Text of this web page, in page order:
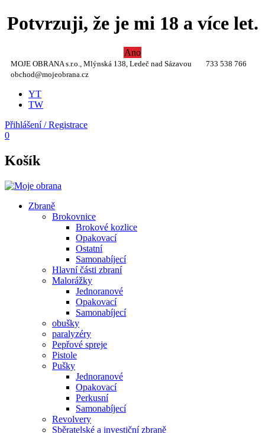
Potvrzuji, že je mi 18 a více let.
Ano
MOJE OBRANA s.r.o., Mlýnská 138, Ledeč nad Sázavou
733 538 766
obchod@mojeobrana.cz
YT
TW
Přihlášení / Registrace
0
Košík
Zbraně
Brokovnice
Brokové kozlice
Opakovací
Ostatní
Samonabíjecí
Hlavní části zbraní
Malorážky
Jednoranové
Opakovací
Samonabíjecí
obušky
paralyzéry
Pepřové spreje
Pistole
Pušky
Jednoranové
Opakovací
Perkusní
Samonabíjecí
Revolvery
Sběratelské a investiční zbraně